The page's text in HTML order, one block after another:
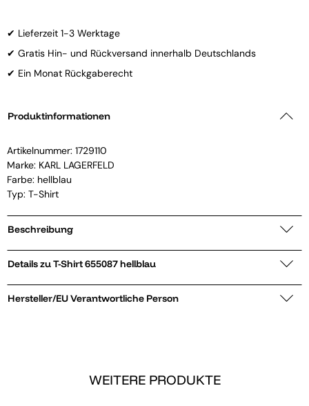
✔ Lieferzeit 1-3 Werktage
✔ Gratis Hin- und Rückversand innerhalb Deutschlands
✔ Ein Monat Rückgaberecht
Produktinformationen
Artikelnummer: 1729110
Marke: KARL LAGERFELD
Farbe: hellblau
Typ: T-Shirt
Beschreibung
Details zu T-Shirt 655087 hellblau
Hersteller/EU Verantwortliche Person
WEITERE PRODUKTE